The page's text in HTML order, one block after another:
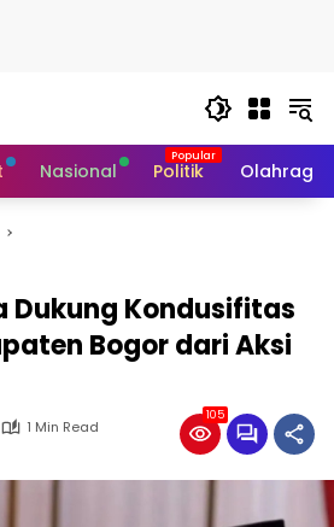
Nasional Politik Olahraga
Dukung Kondusifitas
Bogor dari Aksi
1 Min Read
105